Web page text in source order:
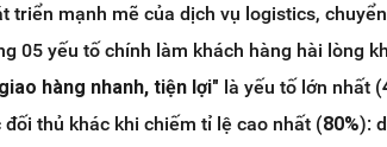
triển mạnh mẽ của dịch vụ logistics,
05 yếu tố chính làm khách hàng hài lòng
hàng nhanh, tiện lợi" là yếu tố lớn nhất (
đối thủ khác khi chiếm tỉ lệ cao nhất (80%):